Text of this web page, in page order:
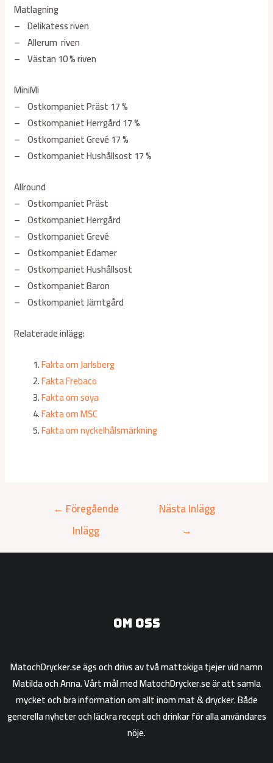
Matlagning
– Delikatess riven
– Allerum riven
– Västan 10 % riven
MiniMi
– Ostkompaniet Präst 17 %
– Ostkompaniet Herrgård 17 %
– Ostkompaniet Grevé 17 %
– Ostkompaniet Hushållsost 17 %
Allround
– Ostkompaniet Präst
– Ostkompaniet Herrgård
– Ostkompaniet Grevé
– Ostkompaniet Edamer
– Ostkompaniet Hushållsost
– Ostkompaniet Baron
– Ostkompaniet Jämtgård
Relaterade inlägg:
Fakta om Jarlsberg
Fakta Frebaco
Fakta om soya
Fakta om MSC
Fakta om nyckelhålsmärkning
← Föregående
Inlägg
Nästa Inlägg
→
Om oss
MatochDrycker.se ägs och drivs av två mattokiga tjejer vid namn
Matilda och Anna. Vårt mål med MatochDrycker.se är att samla
mycket och bra information om allt inom mat & drycker. Både
generella nyheter och läckra recept och drinkar för alla användares
nöje.